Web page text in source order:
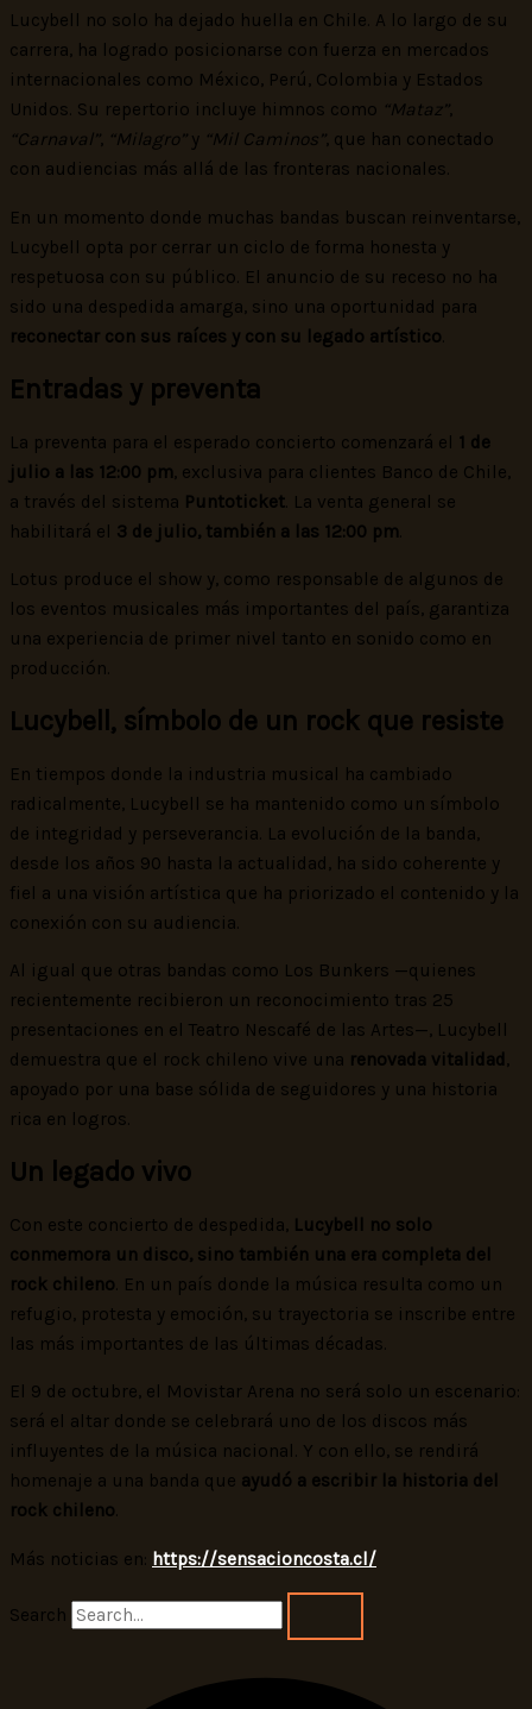
Lucybell no solo ha dejado huella en Chile. A lo largo de su
carrera, ha logrado posicionarse con fuerza en mercados
internacionales como México, Perú, Colombia y Estados
Unidos. Su repertorio incluye himnos como “Mataz”,
“Carnaval”, “Milagro”y “Mil Caminos”, que han conectado
con audiencias más allá de las fronteras nacionales.
En un momento donde muchas bandas buscan reinventarse,
Lucybell opta por cerrar un ciclo de forma honesta y
respetuosa con su público. El anuncio de su receso no ha
sido una despedida amarga, sino una oportunidad para
reconectar con sus raíces y con su legado artístico.
Entradas y preventa
La preventa para el esperado concierto comenzará el 1 de
julio a las 12:00 pm, exclusiva para clientes Banco de Chile,
a través del sistema Puntoticket . La venta general se
habilitará el 3 de julio, también a las 12:00 pm
Lotus produce el show y, como responsable de algunos de
los eventos musicales más importantes del país, garantiza
una experiencia de primer nivel tanto en sonido como en
producción.
Lucybell, símbolo de un rock que resiste
En tiempos donde la industria musical ha cambiado
radicalmente, Lucybell se ha mantenido como un símbolo
de integridad y perseverancia. La evolución de la banda,
desde los años 90 hasta la actualidad, ha sido coherente y
fiel a una visión artística que ha priorizado el contenido y la
conexión con su audiencia.
Al igual que otras bandas como Los Bunkers —quienes
recientemente recibieron un reconocimiento tras 25
presentaciones en el Teatro Nescafé de las Artes—, Lucybell
demuestra que el rock chileno vive una renovada vitalidad ,
apoyado por una base sólida de seguidores y una historia
rica en logros.
Un legado vivo
Con este concierto de despedida, Lucybell no solo
conmemora un disco, sino también una era completa del
rock chileno. En un país donde la música resulta como un
refugio, protesta y emoción, su trayectoria se inscribe entre
las más importantes de las últimas décadas.
El 9 de octubre, el Movistar Arena no será solo un escenario:
será el altar donde se celebrará uno de los discos más
influyentes de la música nacional. Y con ello, se rendirá
homenaje a una banda que ayudó a escribir la historia del
rock chileno.
Más noticias en: https://sensacioncosta.cl/
Search